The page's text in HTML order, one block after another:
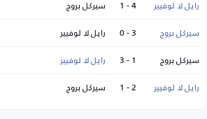
رايل لا لوفيير 4 - 1 سيركل بروج
سيركل بروج
3 - 0 رايل لا لوفيير
سيركل بروج
1 - 3 رايل لا لوفيير
رايل لا لوفيير
2 - 1 سيركل بروج